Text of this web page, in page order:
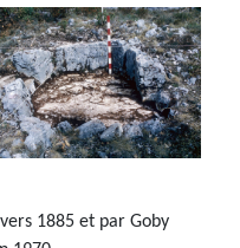
1885 et par Goby